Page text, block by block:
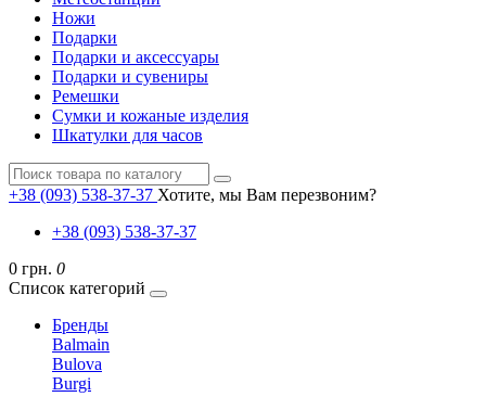
Ножи
Подарки
Подарки и аксессуары
Подарки и сувениры
Ремешки
Сумки и кожаные изделия
Шкатулки для часов
+38 (093) 538-37-37 Хотите, мы Вам перезвоним?
+38 (093) 538-37-37
0 грн. 0
Список категорий
Бренды
Balmain
Bulova
Burgi